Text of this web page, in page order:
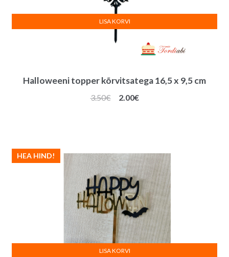
Halloweeni topper kõrvitsatega 16,5 x 9,5 cm
3.50€
Algne
2.00€Praegune
LISA KORVI
HEA HIND!
LISA KORVI